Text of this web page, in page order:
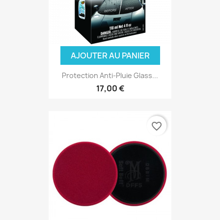
AJOUTER AU PANIER
Protection Anti-Pluie Glass...
17,00 €
favorite_border